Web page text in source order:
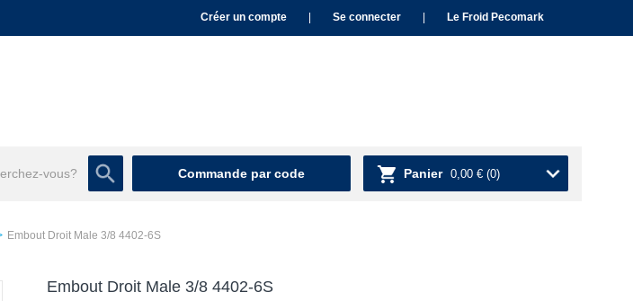
Créer un compte Se connecter Le Froid Pecomark
Commande par code Panier 0,00 € (0)
Embout Droit Male 3/8 4402-6S
Embout Droit Male 3/8 4402-6S